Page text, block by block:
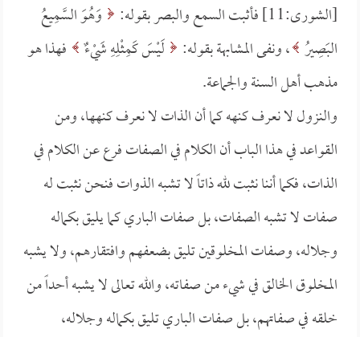
[الشورى:11] فأثبت السمع والبصر بقوله:
وَهُوَ السَّمِيعُ
البَصِيرُ ، ونفى المشابهة بقوله: لَيْسَ كَمِثْلِهِ شَيْءٌ فهذا هو
مذهب أهل السنة والجماعة.
والنزول لا نعرف كنهه كما أن الذات لا نعرف كنهها، ومن
القواعد في هذا الباب أن الكلام في الصفات فرع عن الكلام في
الذات، فكما أننا نثبت لله ذاتاً لا تشبه الذوات فنحن نثبت له
صفات لا تشبه الصفات، بل صفات الباري كما يليق بكماله
وجلاله، وصفات المخلوقين تليق بضعفهم وافتقارهم، ولا يشبه
المخلوق الخالق في شيء من صفاته، والله تعالى لا يشبه أحداً من
خلقه في صفاتهم، بل صفات الباري تليق بكماله وجلاله،